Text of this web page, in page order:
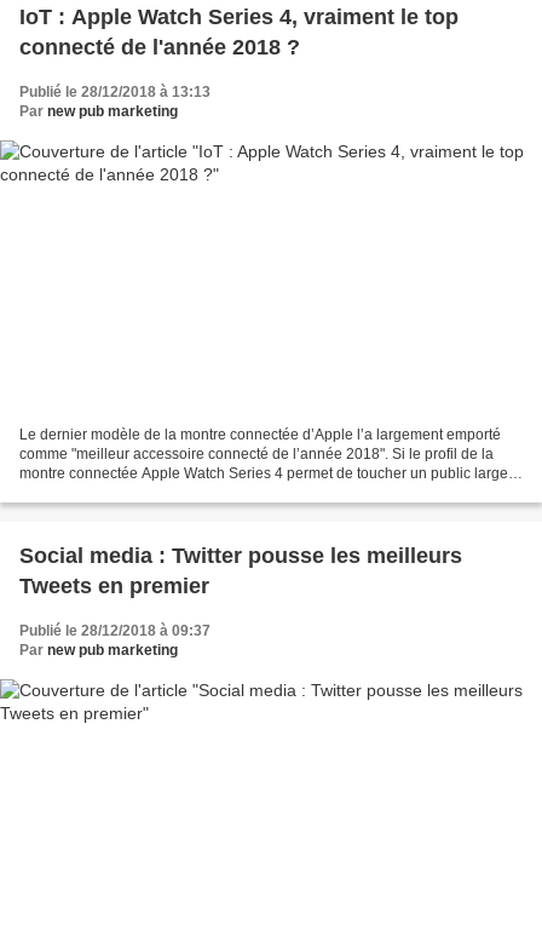
IoT : Apple Watch Series 4, vraiment le top
connecté de l'année 2018 ?
Publié le 28/12/2018 à 13:13
Par new pub marketing
Le dernier modèle de la montre connectée d’Apple l’a largement emporté
comme "meilleur accessoire connecté de l’année 2018". Si le profil de la
montre connectée Apple Watch Series 4 permet de toucher un public large,
Social media : Twitter pousse les meilleurs
Tweets en premier
Publié le 28/12/2018 à 09:37
Par new pub marketing